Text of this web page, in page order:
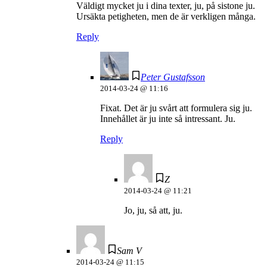
Väldigt mycket ju i dina texter, ju, på sistone ju.
Ursäkta petigheten, men de är verkligen många.
Reply
Peter Gustafsson
2014-03-24 @ 11:16
Fixat. Det är ju svårt att formulera sig ju.
Innehållet är ju inte så intressant. Ju.
Reply
Z
2014-03-24 @ 11:21
Jo, ju, så att, ju.
Sam V
2014-03-24 @ 11:15